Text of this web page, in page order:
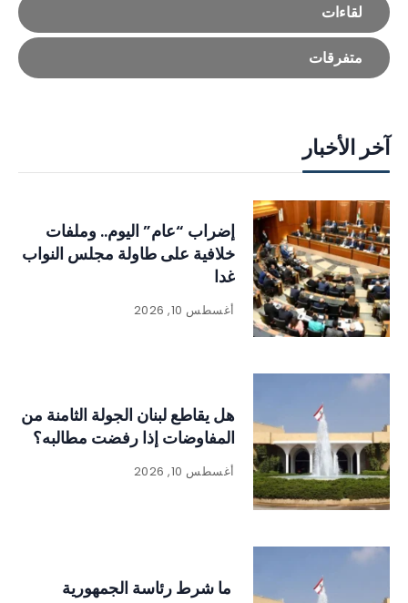
لقاءات
متفرقات
آخر الأخبار
إضراب “عام” اليوم.. وملفات
خلافية على طاولة مجلس النواب
غدا
أغسطس 10, 2026
هل يقاطع لبنان الجولة الثامنة من
المفاوضات إذا رفضت مطالبه؟
أغسطس 10, 2026
ما شرط رئاسة الجمهورية